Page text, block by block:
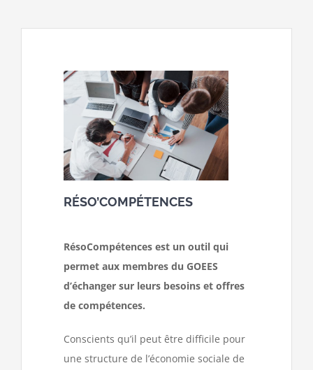
RÉSO’COMPÉTENCES
RésoCompétences est un outil qui
permet aux membres du GOEES
d’échanger sur leurs besoins et offres
de compétences.
Conscients qu’il peut être difficile pour
une structure de l’économie sociale de